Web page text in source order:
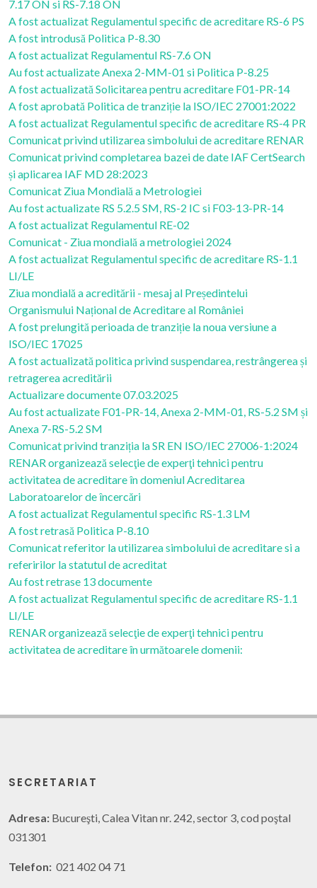
7.17 ON si RS-7.18 ON
A fost actualizat Regulamentul specific de acreditare RS-6 PS
A fost introdusă Politica P-8.30
A fost actualizat Regulamentul RS-7.6 ON
Au fost actualizate Anexa 2-MM-01 si Politica P-8.25
A fost actualizată Solicitarea pentru acreditare F01-PR-14
A fost aprobată Politica de tranziție la ISO/IEC 27001:2022
A fost actualizat Regulamentul specific de acreditare RS-4 PR
Comunicat privind utilizarea simbolului de acreditare RENAR
Comunicat privind completarea bazei de date IAF CertSearch
și aplicarea IAF MD 28:2023
Comunicat Ziua Mondială a Metrologiei
Au fost actualizate RS 5.2.5 SM, RS-2 IC si F03-13-PR-14
A fost actualizat Regulamentul RE-02
Comunicat - Ziua mondială a metrologiei 2024
A fost actualizat Regulamentul specific de acreditare RS-1.1
LI/LE
Ziua mondială a acreditării - mesaj al Președintelui
Organismului Național de Acreditare al României
A fost prelungită perioada de tranziție la noua versiune a
ISO/IEC 17025
A fost actualizată politica privind suspendarea, restrângerea și
retragerea acreditării
Actualizare documente 07.03.2025
Au fost actualizate F01-PR-14, Anexa 2-MM-01, RS-5.2 SM și
Anexa 7-RS-5.2 SM
Comunicat privind tranziția la SR EN ISO/IEC 27006-1:2024
RENAR organizează selecţie de experţi tehnici pentru
activitatea de acreditare în domeniul Acreditarea
Laboratoarelor de încercări
A fost actualizat Regulamentul specific RS-1.3 LM
A fost retrasă Politica P-8.10
Comunicat referitor la utilizarea simbolului de acreditare si a
referirilor la statutul de acreditat
Au fost retrase 13 documente
A fost actualizat Regulamentul specific de acreditare RS-1.1
LI/LE
RENAR organizează selecţie de experţi tehnici pentru
activitatea de acreditare în următoarele domenii:
SECRETARIAT
Adresa: Bucureşti, Calea Vitan nr. 242, sector 3, cod poştal
031301
Telefon: 021 402 04 71